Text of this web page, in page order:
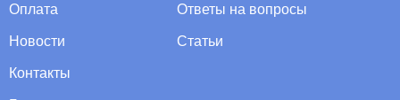
Оплата
Новости
Ответы на вопросы
Статьи
Контакты